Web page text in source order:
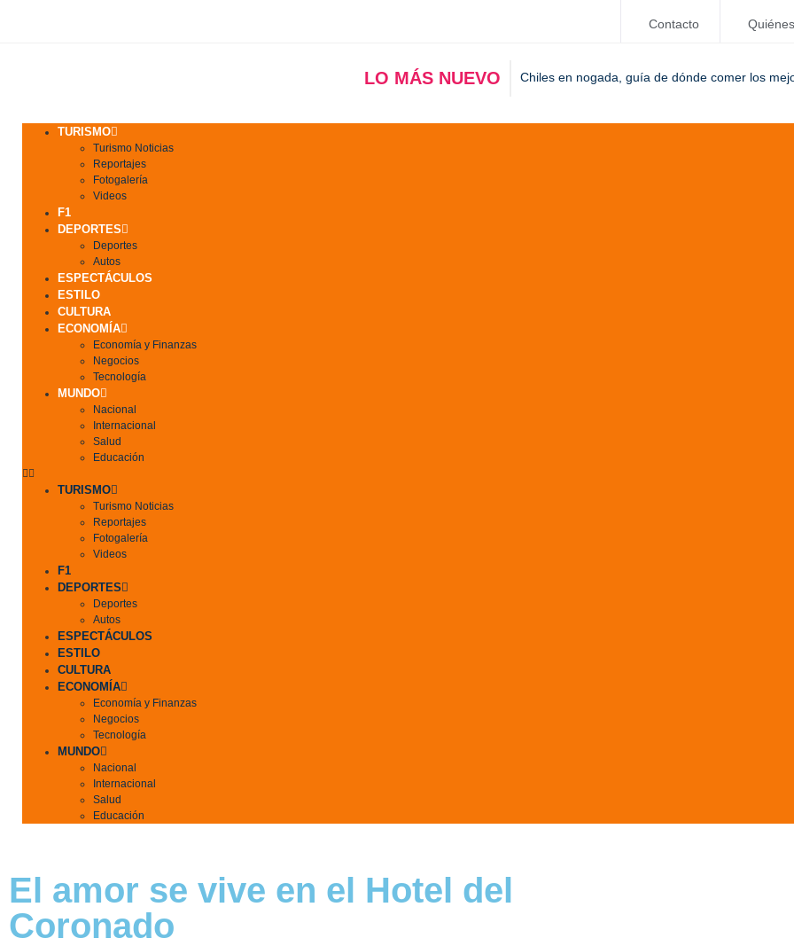
Contacto
LO MÁS NUEVO Chiles en nogada, guía de dónde comer los
TURISMO
Turismo Noticias
Reportajes
Fotogalería
Videos
F1
DEPORTES
Deportes
Autos
ESPECTÁCULOS
ESTILO
CULTURA
ECONOMÍA
Economía y Finanzas
Negocios
Tecnología
MUNDO
Nacional
Internacional
Salud
Educación
TURISMO
Turismo Noticias
Reportajes
Fotogalería
Videos
F1
DEPORTES
Deportes
Autos
ESPECTÁCULOS
ESTILO
CULTURA
ECONOMÍA
Economía y Finanzas
Negocios
Tecnología
MUNDO
Nacional
Internacional
Salud
Educación
El amor se vive en el Hotel del
Coronado